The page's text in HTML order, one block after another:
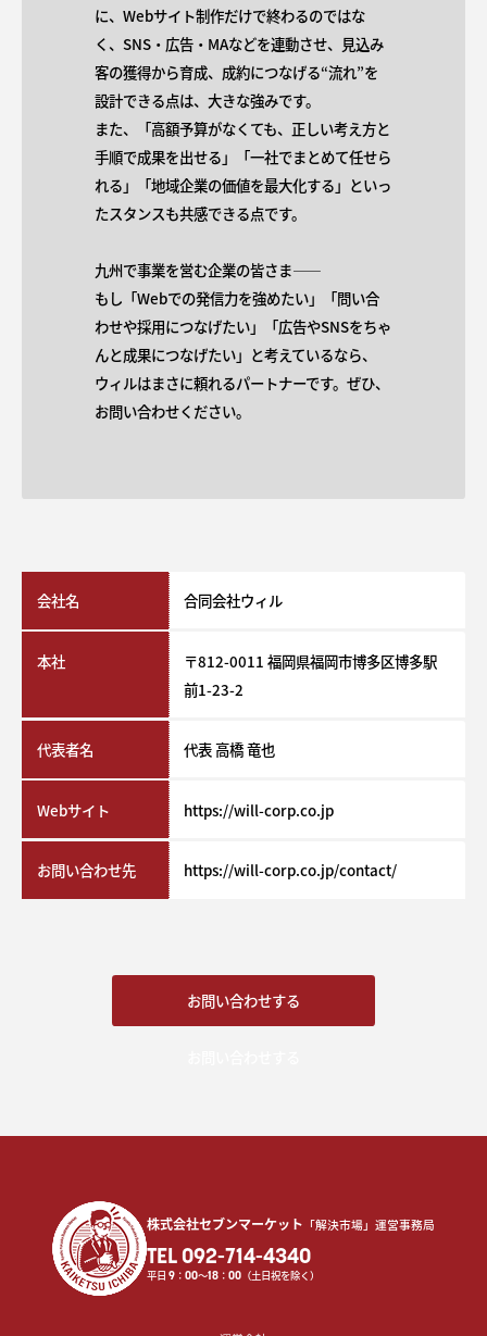
に、Webサイト制作だけで終わるのではな
く、SNS・広告・MAなどを連動させ、見込み
客の獲得から育成、成約につなげる“流れ”を
設計できる点は、大きな強みです。
また、「高額予算がなくても、正しい考え方と
手順で成果を出せる」「一社でまとめて任せら
れる」「地域企業の価値を最大化する」といっ
たスタンスも共感できる点です。
九州で事業を営む企業の皆さま――
もし「Webでの発信力を強めたい」「問い合
わせや採用につなげたい」「広告やSNSをちゃ
んと成果につなげたい」と考えているなら、
ウィルはまさに頼れるパートナーです。ぜひ、
お問い合わせください。
会社名 合同会社ウィル
本社
〒812-0011 福岡県福岡市博多区博多駅
前1-23-2
代表者名 代表 高橋 竜也
Webサイト https://will-corp.co.jp
お問い合わせ先 https://will-corp.co.jp/contact/
お問い合わせする
株式会社セブンマーケット 「解決市場」運営事務局
TEL 092-714-4340
平日9 ：00〜18 ：00 （土日祝を除く）